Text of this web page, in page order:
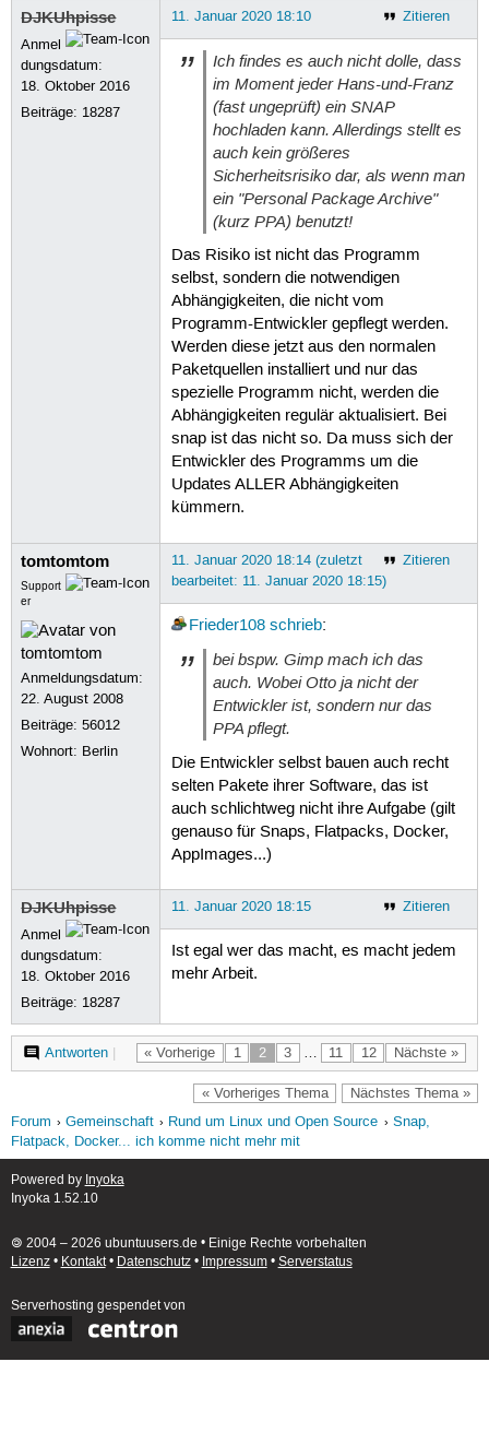
DJKUhpisse
Anmel
dungsdatum:
18. Oktober 2016
Beiträge: 18287
Zitieren
11. Januar 2020 18:10
Ich findes es auch nicht dolle, dass
im Moment jeder Hans-und-Franz
(fast ungeprüft) ein SNAP
hochladen kann. Allerdings stellt es
auch kein größeres
Sicherheitsrisiko dar, als wenn man
ein "Personal Package Archive"
(kurz PPA) benutzt!
Das Risiko ist nicht das Programm
selbst, sondern die notwendigen
Abhängigkeiten, die nicht vom
Programm-Entwickler gepflegt werden.
Werden diese jetzt aus den normalen
Paketquellen installiert und nur das
spezielle Programm nicht, werden die
Abhängigkeiten regulär aktualisiert. Bei
snap ist das nicht so. Da muss sich der
Entwickler des Programms um die
Updates ALLER Abhängigkeiten
kümmern.
tomtomtom
Support
er
Anmeldungsdatum:
22. August 2008
Beiträge:56012
Wohnort: Berlin
Zitieren
11. Januar 2020 18:14 (zuletzt
bearbeitet: 11. Januar 2020 18:15)
Frieder108 schrieb:
bei bspw. Gimp mach ich das
auch. Wobei Otto ja nicht der
Entwickler ist, sondern nur das
PPA pflegt.
Die Entwickler selbst bauen auch recht
selten Pakete ihrer Software, das ist
auch schlichtweg nicht ihre Aufgabe (gilt
genauso für Snaps, Flatpacks, Docker,
AppImages...)
DJKUhpisse
Anmel
dungsdatum:
18. Oktober 2016
Beiträge: 18287
Zitieren
11. Januar 2020 18:15
Ist egal wer das macht, es macht jedem
mehr Arbeit.
« Vorherige 1 2 3 … 11 12 Nächste »
Antworten|
« Vorheriges Thema Nächstes Thema »
Forum Gemeinschaft Rund um Linux und Open Source
Snap,
Flatpack, Docker... ich komme nicht mehr mit
Powered by Inyoka
Inyoka 1.52.10
🄯 2004 – 2026 ubuntuusers.de • Einige Rechte vorbehalten
Lizenz• Kontakt• Datenschutz• Impressum• Serverstatus
Serverhosting gespendet von